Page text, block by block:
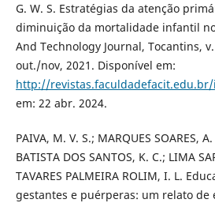
G. W. S. Estratégias da atenção
diminuição da mortalidade infantil
And Technology Journal, Tocantins,
out./nov, 2021. Disponível em:
http://revistas.faculdadefacit.edu.br/
em: 22 abr. 2024.
PAIVA, M. V. S.; MARQUES SOARES,
BATISTA DOS SANTOS, K. C.; LIMA
TAVARES PALMEIRA ROLIM, I. L.
gestantes e puérperas: um relato de